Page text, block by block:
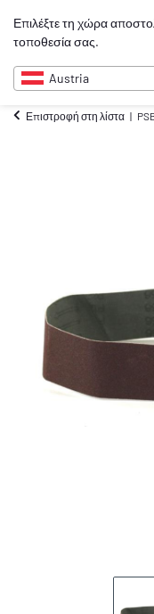
Επιλέξτε τη χώρα
τοποθεσία σας.
Austria
Επιστροφή στη λίστα